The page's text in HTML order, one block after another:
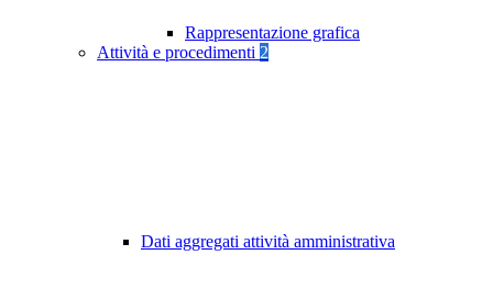
Rappresentazione grafica
Attività e procedimenti 2
Dati aggregati attività amministrativa